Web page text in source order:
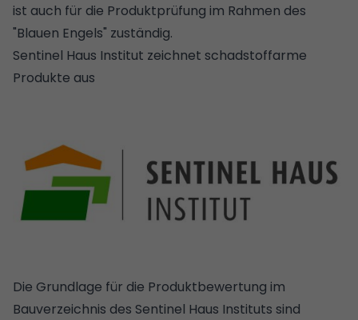
ist auch für die Produktprüfung im Rahmen des
"Blauen Engels" zuständig.
Sentinel Haus Institut zeichnet schadstoffarme
Produkte aus
Die Grundlage für die Produktbewertung im
Bauverzeichnis des Sentinel Haus Instituts sind